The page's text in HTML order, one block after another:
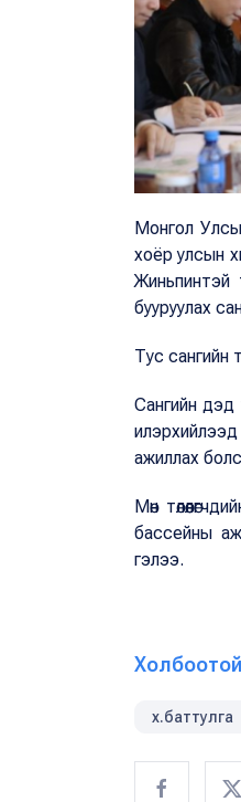
Монгол
хоёр улсын
Жиньпинтэй
бууруулах
Тус сангийн
Сангийн дэд
ажиллах
Мөн
бассейны
гэлээ.
Холбоотой
х.баттулга